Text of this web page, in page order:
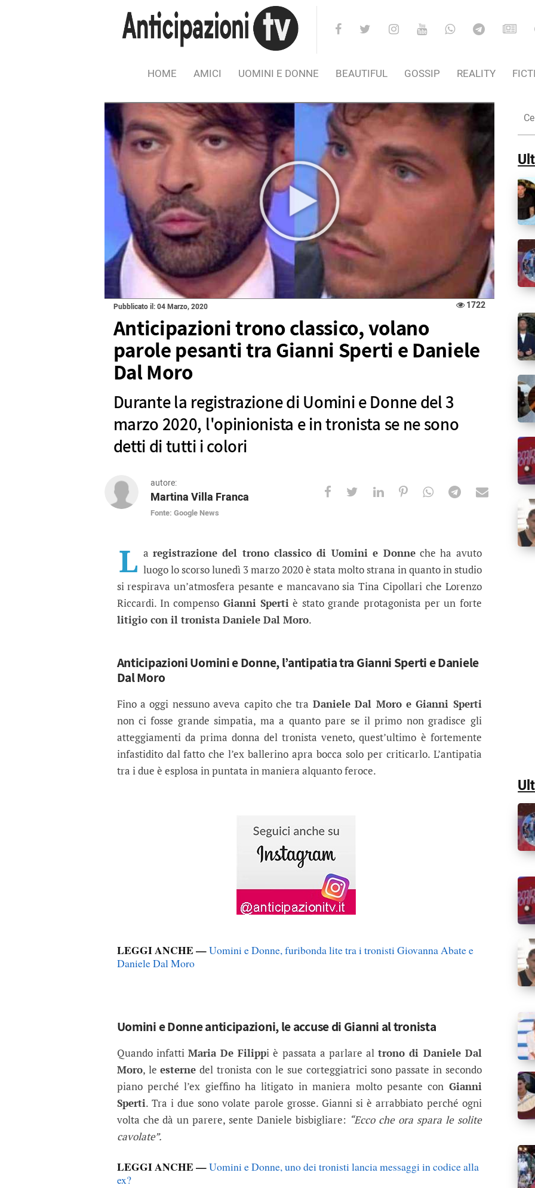
HOME AMICI UOMINI E DONNE BEAUTIFUL GOSSIP REALITY
Pubblicato il: 04 Marzo, 2020 1722
Anticipazioni trono classico, volano
parole pesanti tra Gianni Sperti e Daniele
Dal Moro
Durante la registrazione di Uomini e Donne del 3
marzo 2020, l'opinionista e in tronista se ne sono
detti di tutti i colori
autore:
Martina Villa Franca
Fonte: Google News
Anticipazioni trono classico, volano parole pesanti tra
Durante la registrazione di Uomini e Donne del 3 marzo 2020, l'opinionista e in
L a registrazione del trono classico di Uomini e Donneche ha avuto
luogo lo scorso lunedì 3 marzo 2020 è stata molto strana in quanto in studio
si respirava un’atmosfera pesante e mancavano sia Tina Cipollari che Lorenzo
Riccardi. In compenso Gianni Sperti è stato grande protagonista per un forte
litigio con il tronista Daniele Dal Moro.
Anticipazioni Uomini e Donne, l’antipatia tra Gianni Sperti e Daniele
Dal Moro
Fino a oggi nessuno aveva capito che tra Daniele Dal Moro e Gianni Sperti
non ci fosse grande simpatia, ma a quanto pare se il primo non gradisce gli
atteggiamenti da prima donna del tronista veneto, quest’ultimo è fortemente
infastidito dal fatto che l’ex ballerino apra bocca solo per criticarlo. L’antipatia
tra i due è esplosa in puntata in maniera alquanto feroce.
LEGGI ANCHE —Uomini e Donne, furibonda lite tra i tronisti Giovanna Abate e
Daniele Dal Moro
Uomini e Donne anticipazioni, le accuse di Gianni al tronista
Quando infatti Maria De Filippi è passata a parlare altrono di Daniele Dal
Moro, leesterne del tronista con le sue corteggiatrici sono passate in secondo
piano perché l’ex gieffino ha litigato in maniera molto pesante con Gianni
Sperti. Tra i due sono volate parole grosse. Gianni si è arrabbiato perché ogni
volta che dà un parere, sente Daniele bisbigliare: “Ecco che ora spara le solite
cavolate”.
LEGGI ANCHE —Uomini e Donne, uno dei tronisti lancia messaggi in codice alla
ex?
nel
Sito